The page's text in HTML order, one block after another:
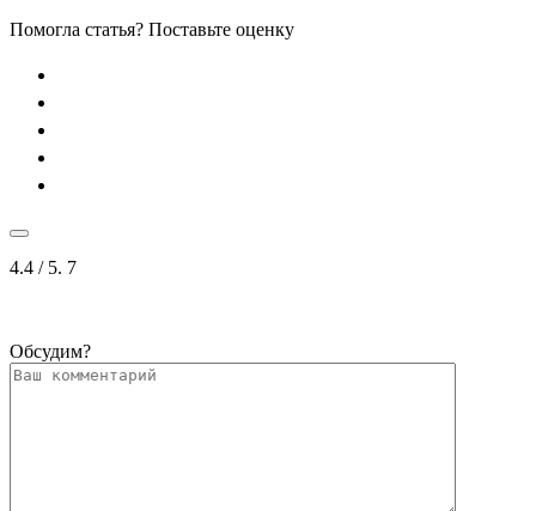
Помогла статья? Поставьте оценку
4.4 / 5. 7
Обсудим?